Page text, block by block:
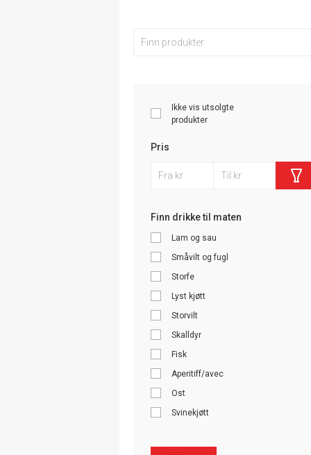
Ikke vis utsolgte
produkter
Pris
Finn drikke til maten
Lam og sau
Småvilt og fugl
Storfe
Lyst kjøtt
Storvilt
Skalldyr
Fisk
Aperitiff/avec
Ost
Svinekjøtt